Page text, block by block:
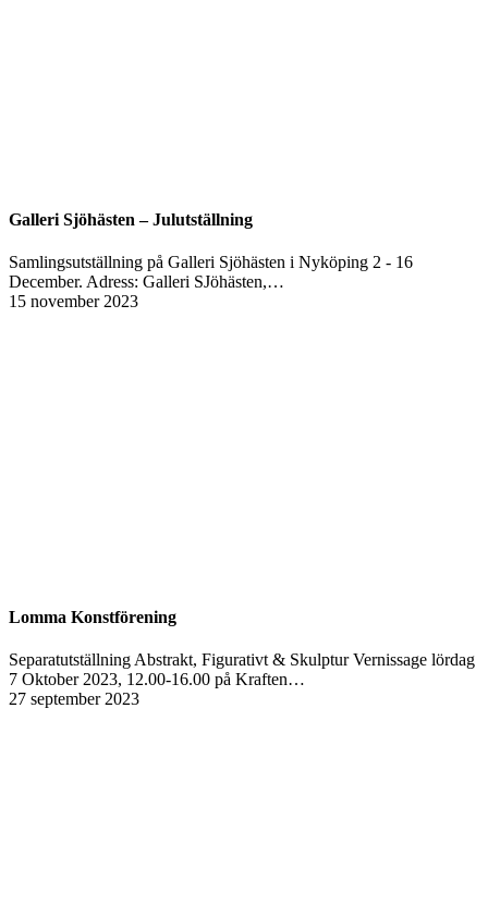
Galleri Sjöhästen – Julutställning
Samlingsutställning på Galleri Sjöhästen i Nyköping 2 - 16
December. Adress: Galleri SJöhästen,…
15 november 2023
Lomma Konstförening
Separatutställning Abstrakt, Figurativt & Skulptur Vernissage lördag
7 Oktober 2023, 12.00-16.00 på Kraften…
27 september 2023